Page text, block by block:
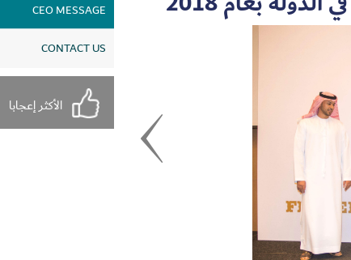
CEO MESSAGE
CONTACT US
الأكثر إعجابا